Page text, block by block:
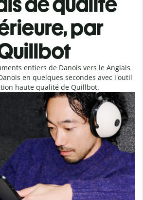
par
entiers de Danois vers le Anglais
en quelques secondes avec l'outil
haute qualité de Quillbot.